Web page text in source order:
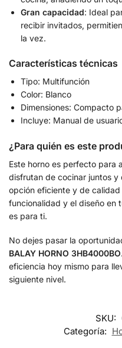
Gran capacidad: Ideal
recibir invitados,
la vez.
Características técnicas
Tipo: Multifunción
Color: Blanco
Dimensiones: Compacto
Incluye: Manual de
¿Para quién es este
Este horno es perfecto para
disfrutan de cocinar juntos y
opción eficiente y de calidad
funcionalidad y el diseño en
es para ti.
No dejes pasar la
BALAY HORNO 3HB4000BO
eficiencia hoy mismo para
siguiente nivel.
SKU:
Categoría: